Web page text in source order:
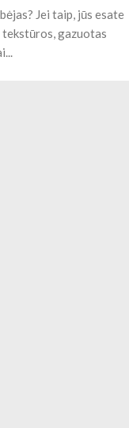
Jei taip, jūs esate
gazuotas